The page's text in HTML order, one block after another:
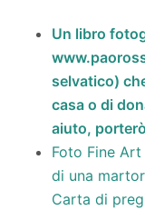
Un libro
selvatico)
casa o di
aiuto,
Foto Fine
di una
Carta di